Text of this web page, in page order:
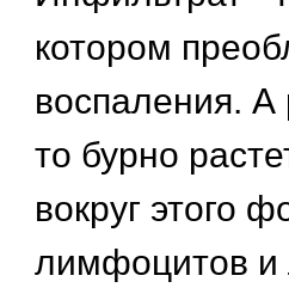
котором
воспаления. А
то бурно
вокруг этого
лимфоцитов и